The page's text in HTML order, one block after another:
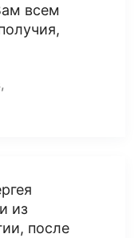
всем
из
после